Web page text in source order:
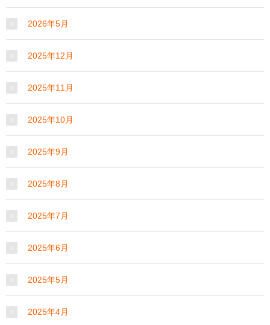
2026年5月
2025年12月
2025年11月
2025年10月
2025年9月
2025年8月
2025年7月
2025年6月
2025年5月
2025年4月